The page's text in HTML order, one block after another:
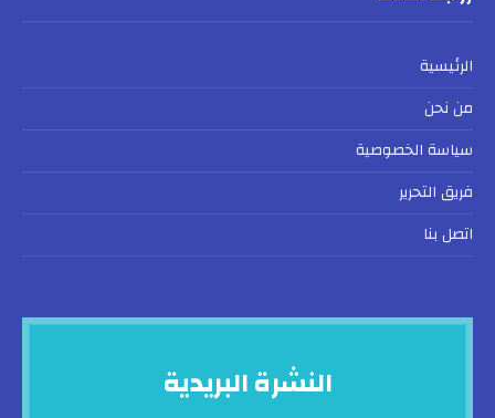
الرئيسية
من نحن
سياسة الخصوصية
فريق التحرير
اتصل بنا
النشرة البريدية